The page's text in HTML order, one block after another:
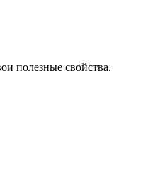
полезные свойства.